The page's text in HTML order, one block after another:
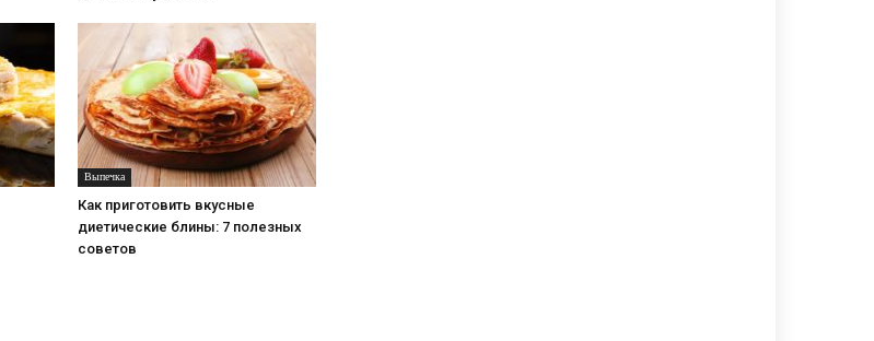
Выпечка
Как приготовить вкусные
диетические блины: 7 полезных
советов